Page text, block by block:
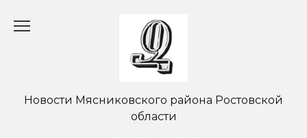
Новости Мясниковского района Ростовской
области